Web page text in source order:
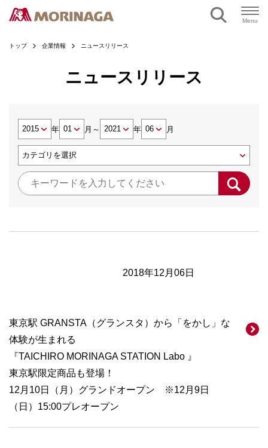
Menu
トップ 企業情報 ニュースリリース
ニュースリリース
年 月 ～ 年 月
2018年12月06日
東京駅 GRANSTA（グランスタ）から「をかし」な
体験が生まれる
『TAICHIRO MORINAGA STATION Labo 』
東京駅限定商品も登場！
12月10日（月）グランドオープン ※12月9日
（日）15:00プレオープン